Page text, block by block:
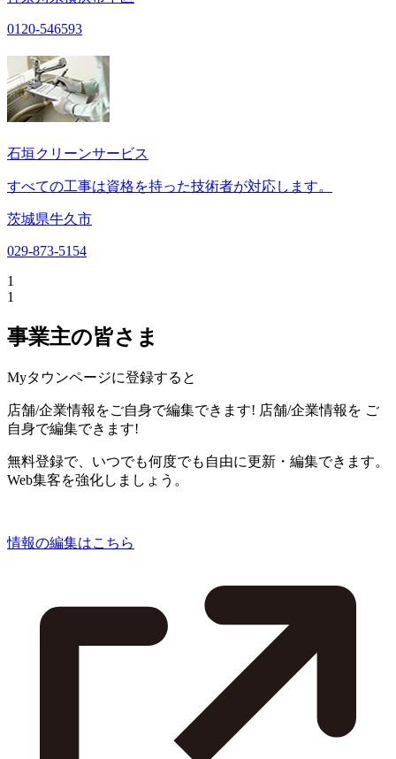
0120-546593
石垣クリーンサービス
すべての工事は資格を持った技術者が対応します。
茨城県牛久市
029-873-5154
1
1
事業主の皆さま
Myタウンページに登録すると
店舗/企業情報をご自身で編集できます! 店舗/企業情報を ご
自身で編集できます!
無料登録で、いつでも何度でも自由に更新・編集できます。
Web集客を強化しましょう。
情報の編集はこちら